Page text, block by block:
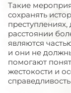
Такие
сохранять
расстоянии
являются
и они не
помогают
жестокости и